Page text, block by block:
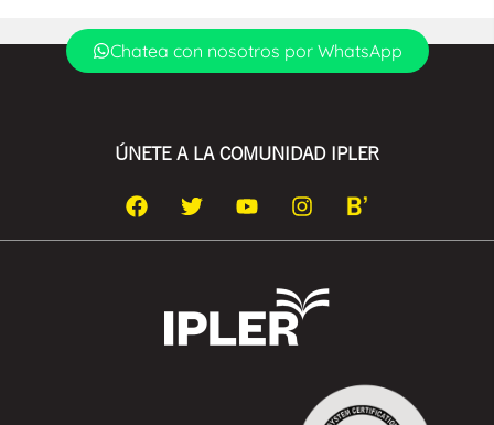
Chatea con nosotros por WhatsApp
ÚNETE A LA COMUNIDAD IPLER